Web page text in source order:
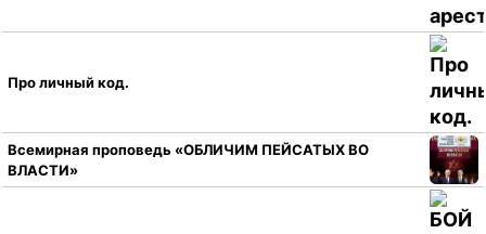
Про личный код.
Всемирная проповедь «ОБЛИЧИМ ПЕЙСАТЫХ ВО
ВЛАСТИ»